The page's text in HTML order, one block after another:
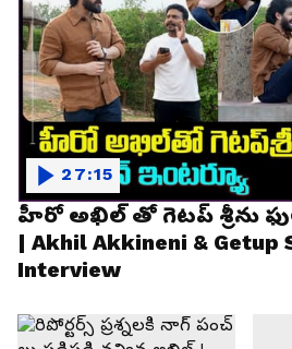
హీరో అఖిల్ తో గెటప్ శ్రీను
| Akhil Akkineni & Getup
Interview
27:15